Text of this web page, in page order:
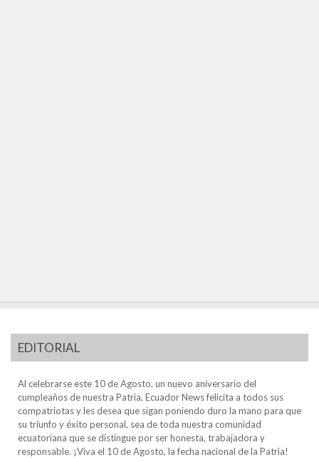
EDITORIAL
Al celebrarse este 10 de Agosto, un nuevo aniversario del
cumpleaños de nuestra Patria, Ecuador News felicita a todos sus
compatriotas y les desea que sigan poniendo duro la mano para que
su triunfo y éxito personal, sea de toda nuestra comunidad
ecuatoriana que se distingue por ser honesta, trabajadora y
responsable. ¡Viva el 10 de Agosto, la fecha nacional de la Patria!